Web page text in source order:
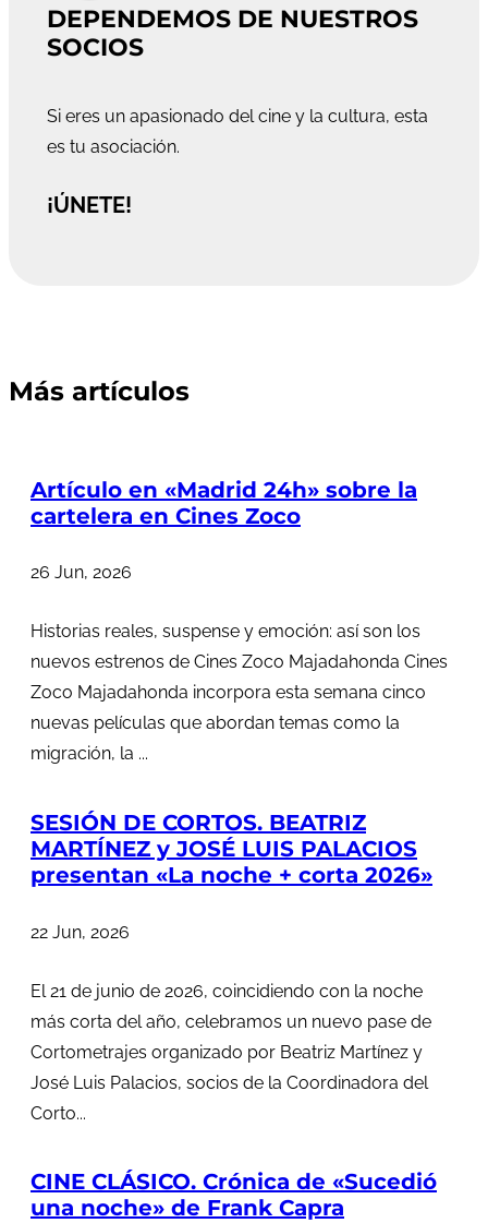
DEPENDEMOS DE NUESTROS
SOCIOS
Si eres un apasionado del cine y la cultura, esta
es tu asociación.
¡ÚNETE!
Más artículos
Artículo en «Madrid 24h» sobre la
cartelera en Cines Zoco
26 Jun, 2026
Historias reales, suspense y emoción: así son los
nuevos estrenos de Cines Zoco Majadahonda Cines
Zoco Majadahonda incorpora esta semana cinco
nuevas películas que abordan temas como la
migración, la ...
SESIÓN DE CORTOS. BEATRIZ
MARTÍNEZ y JOSÉ LUIS PALACIOS
presentan «La noche + corta 2026»
22 Jun, 2026
El 21 de junio de 2026, coincidiendo con la noche
más corta del año, celebramos un nuevo pase de
Cortometrajes organizado por Beatriz Martínez y
José Luis Palacios, socios de la Coordinadora del
Corto...
CINE CLÁSICO. Crónica de «Sucedió
una noche» de Frank Capra